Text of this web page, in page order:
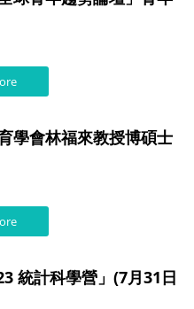
學會林福來教授博碩士
統計科學營」(7月31日